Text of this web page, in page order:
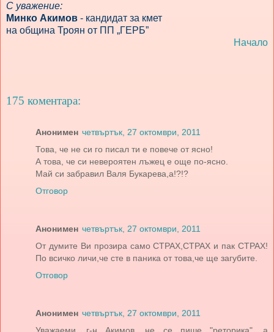
С уважение:
Минко Акимов - кандидат за кмет
на община Троян от ПП „ГЕРБ”
Начало
175 коментара:
Анонимен четвъртък, 27 октомври, 2011
Това, че не си го писал ти е повече от ясно!
А това, че си невероятен лъжец е още по-ясно.
Май си забравил Валя Букарева,а!?!?
Отговор
Анонимен четвъртък, 27 октомври, 2011
От думите Ви прозира само СТРАХ,СТРАХ и пак СТРАХ!
По всичко личи,че сте в паника от това,че ще загубите.
Отговор
Анонимен четвъртък, 27 октомври, 2011